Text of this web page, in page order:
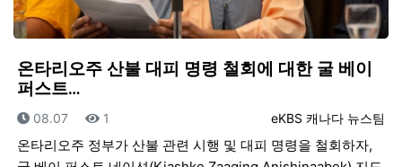
온타리오주 산불 대피 명령 철회에 대한 굴 베이
퍼스트…
등록자
eKBS 캐나다 뉴스팀
등록일
08.07 조회
1
온타리오주 정부가 산불 관련 시행 및 대피 명령을 철회하자,